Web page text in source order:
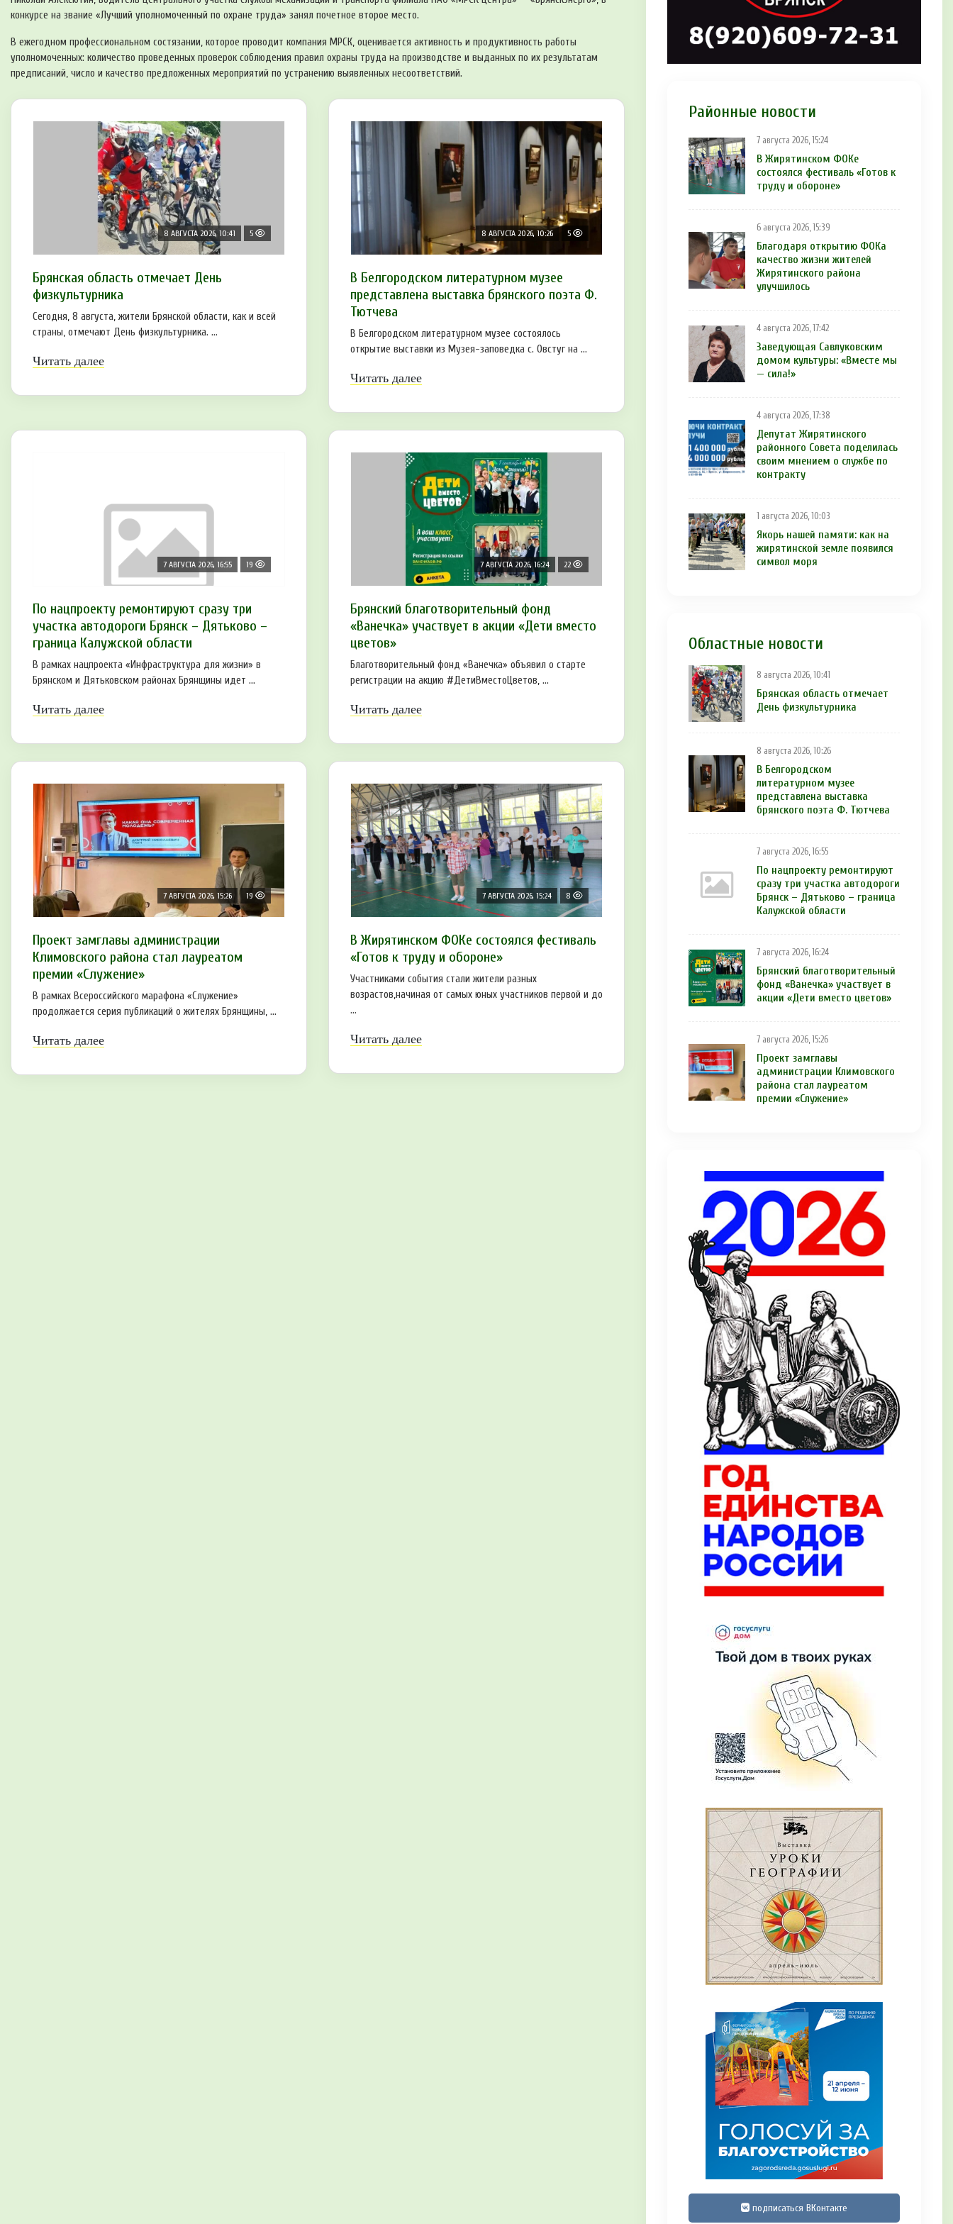
конкурсе на звание «Лучший уполномоченный по охране труда» занял почетное второе место.
В ежегодном профессиональном состязании, которое проводит компания МРСК, оценивается активность и продуктивность работы
уполномоченных: количество проведенных проверок соблюдения правил охраны труда на производстве и выданных по их результатам
предписаний, число и качество предложенных мероприятий по устранению выявленных несоответствий.
8 АВГУСТА 2026, 10:41 5
Брянская область отмечает День
физкультурника
Сегодня, 8 августа, жители Брянской области, как и всей
страны, отмечают День физкультурника. ...
Читать далее
8 АВГУСТА 2026, 10:26 5
В Белгородском литературном музее
представлена выставка брянского поэта Ф.
Тютчева
В Белгородском литературном музее состоялось
открытие выставки из Музея-заповедка с. Овстуг на ...
Читать далее
7 АВГУСТА 2026, 16:55 19
По нацпроекту ремонтируют сразу три
участка автодороги Брянск – Дятьково –
граница Калужской области
В рамках нацпроекта «Инфраструктура для жизни» в
Брянском и Дятьковском районах Брянщины идет ...
Читать далее
7 АВГУСТА 2026, 16:24 22
Брянский благотворительный фонд
«Ванечка» участвует в акции «Дети вместо
цветов»
Благотворительный фонд «Ванечка» объявил о старте
регистрации на акцию #ДетиВместоЦветов, ...
Читать далее
7 АВГУСТА 2026, 15:26 19
Проект замглавы администрации
Климовского района стал лауреатом
премии «Служение»
В рамках Всероссийского марафона «Служение»
продолжается серия публикаций о жителях Брянщины, ...
Читать далее
7 АВГУСТА 2026, 15:24 8
В Жирятинском ФОКе состоялся фестиваль
«Готов к труду и обороне»
Участниками события стали жители разных
возрастов,начиная от самых юных участников первой и до
...
Читать далее
Районные новости
7 августа 2026, 15:24
В Жирятинском ФОКе
состоялся фестиваль «Готов к
труду и обороне»
6 августа 2026, 15:39
Благодаря открытию ФОКа
качество жизни жителей
Жирятинского района
улучшилось
4 августа 2026, 17:42
Заведующая Савлуковским
домом культуры: «Вместе мы
— сила!»
4 августа 2026, 17:38
Депутат Жирятинского
районного Совета поделилась
своим мнением о службе по
контракту
1 августа 2026, 10:03
Якорь нашей памяти: как на
жирятинской земле появился
символ моря
Областные новости
8 августа 2026, 10:41
Брянская область отмечает
День физкультурника
8 августа 2026, 10:26
В Белгородском
литературном музее
представлена выставка
брянского поэта Ф. Тютчева
7 августа 2026, 16:55
По нацпроекту ремонтируют
сразу три участка автодороги
Брянск – Дятьково – граница
Калужской области
7 августа 2026, 16:24
Брянский благотворительный
фонд «Ванечка» участвует в
акции «Дети вместо цветов»
7 августа 2026, 15:26
Проект замглавы
администрации Климовского
района стал лауреатом
премии «Служение»
подписаться ВКонтакте